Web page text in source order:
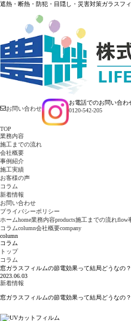
遮熱・断熱・防犯・目隠し・災害対策ガラスフ
お問い合わせ
お電話でのお問い合わ
0120-542-205
TOP
業務内容
施工までの流れ
会社概要
事例紹介
施工実績
お客様の声
コラム
新着情報
お問い合わせ
プライバシーポリシー
ホームhome業務内容products施工までの流れflow
コラムcolumn会社概要company
column
コラム
トップ
コラム
窓ガラスフィルムの節電効果って結局どうなの？
2023.06.03
新着情報
窓ガラスフィルムの節電効果って結局どうなの？